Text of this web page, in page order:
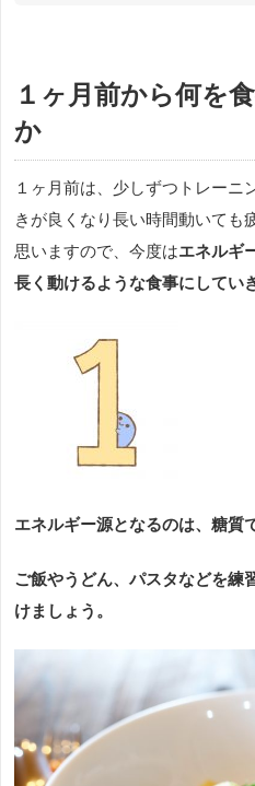
１ヶ月前から何を
か
１ヶ月前は、少しずつトレーニ
きが良くなり長い時間動いても
思いますので、今度はエネルギ
長く動けるような食事にしてい
エネルギー源となるのは、糖質
ご飯やうどん、パスタなどを練
けましょう。